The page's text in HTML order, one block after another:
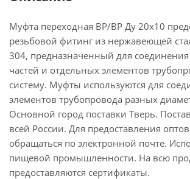
Муфта переходная ВР/ВР Ду 20x10
резьбовой фитинг из нержавеющей
304, предназначенный для
частей и отдельных элементов
систему. Муфты используются для
элементов трубопровода разных
Основной город поставки Тверь.
всей России. Для предоставления
обращаться по электронной почте.
пищевой промышленности. На всю
предоставляются сертификаты.